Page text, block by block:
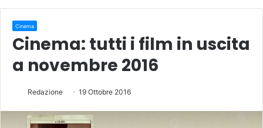
Cinema
Cinema: tutti i film in uscita
a novembre 2016
Redazione 19 Ottobre 2016